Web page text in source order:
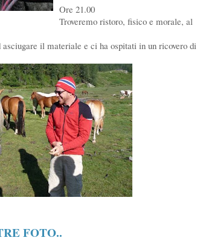
Ore 21.00
Troveremo ristoro, fisico e morale, al
il materiale e ci ha ospitati in un ricovero di
FOTO..